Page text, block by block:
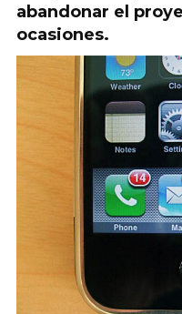
abandonar el
ocasiones.